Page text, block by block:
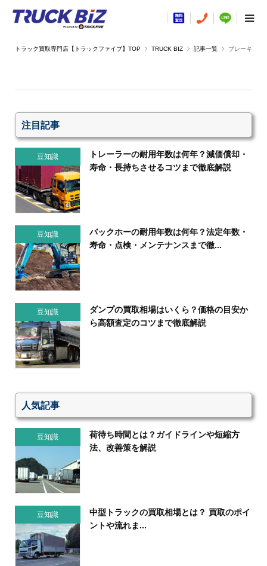
TRUCK BIZ 記事一覧 ブレーキ
注目記事
豆知識
トレーラーの耐用年数は何年？減価償却・
寿命・長持ちさせるコツまで徹底解説
豆知識
バックホーの耐用年数は何年？法定年数・
寿命・点検・メンテナンスまで徹...
豆知識
ダンプの買取相場はいくら？価格の目安か
ら高額査定のコツまで徹底解説
人気記事
豆知識
荷待ち時間とは？ガイドラインや短縮方
法、改善策を解説
豆知識
中型トラックの買取相場とは？ 買取のポイ
ントや流れま...